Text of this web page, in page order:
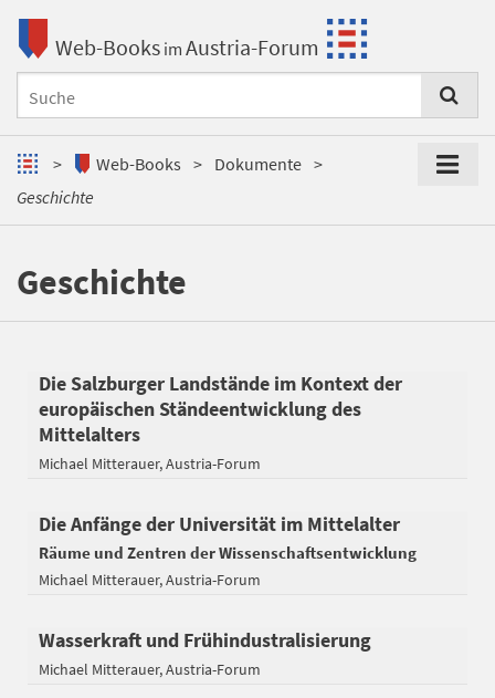
Web-Books im Austria-Forum
Web-Books
Dokumente
Geschichte
Geschichte
Die Salzburger Landstände im Kontext der
europäischen Ständeentwicklung des
Mittelalters
Michael Mitterauer Austria-Forum
Die Anfänge der Universität im Mittelalter
Räume und Zentren der Wissenschaftsentwicklung
Michael Mitterauer Austria-Forum
Wasserkraft und Frühindustralisierung
Michael Mitterauer Austria-Forum